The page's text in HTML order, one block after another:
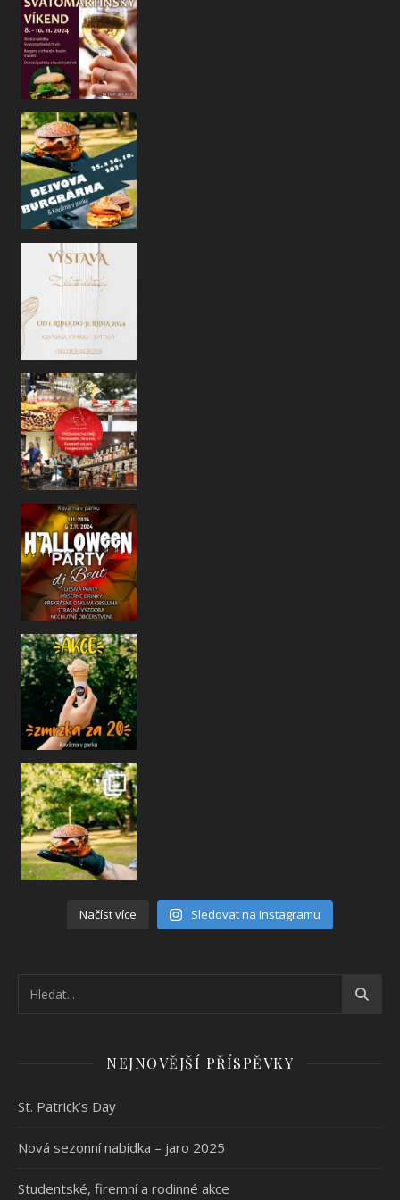
Na co se můžete na konci října opět těš
Ahoj naši kavárenští přátelé!
Už se to zase nezadržitelně blíží
Ha
Jelikož je už říjen a počasí nám taky m
Načíst více Sledovat na Instagramu
NEJNOVĚJŠÍ PŘÍSPĚVKY
St. Patrick’s Day
Nová sezonní nabídka – jaro 2025
Studentské, firemní a rodinné akce